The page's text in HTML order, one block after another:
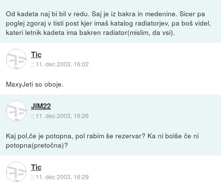
Od kadeta naj bi bil v redu. Saj je iz bakra in medenine. Sicer pa
poglej zgoraj v tisti post kjer imaš katalog radiatorjev, pa boš videl,
kateri letnik kadeta ima bakren radiator(mislim, da vsi).
Tic
:: 11. dec 2003, 16:02
MaxyJeti so oboje.
JIM22
:: 11. dec 2003, 16:26
Kaj pol,če je potopna, pol rabim še rezervar? Ka ni bolše če ni
potopna(pretočna)?
Tic
:: 11. dec 2003, 16:29